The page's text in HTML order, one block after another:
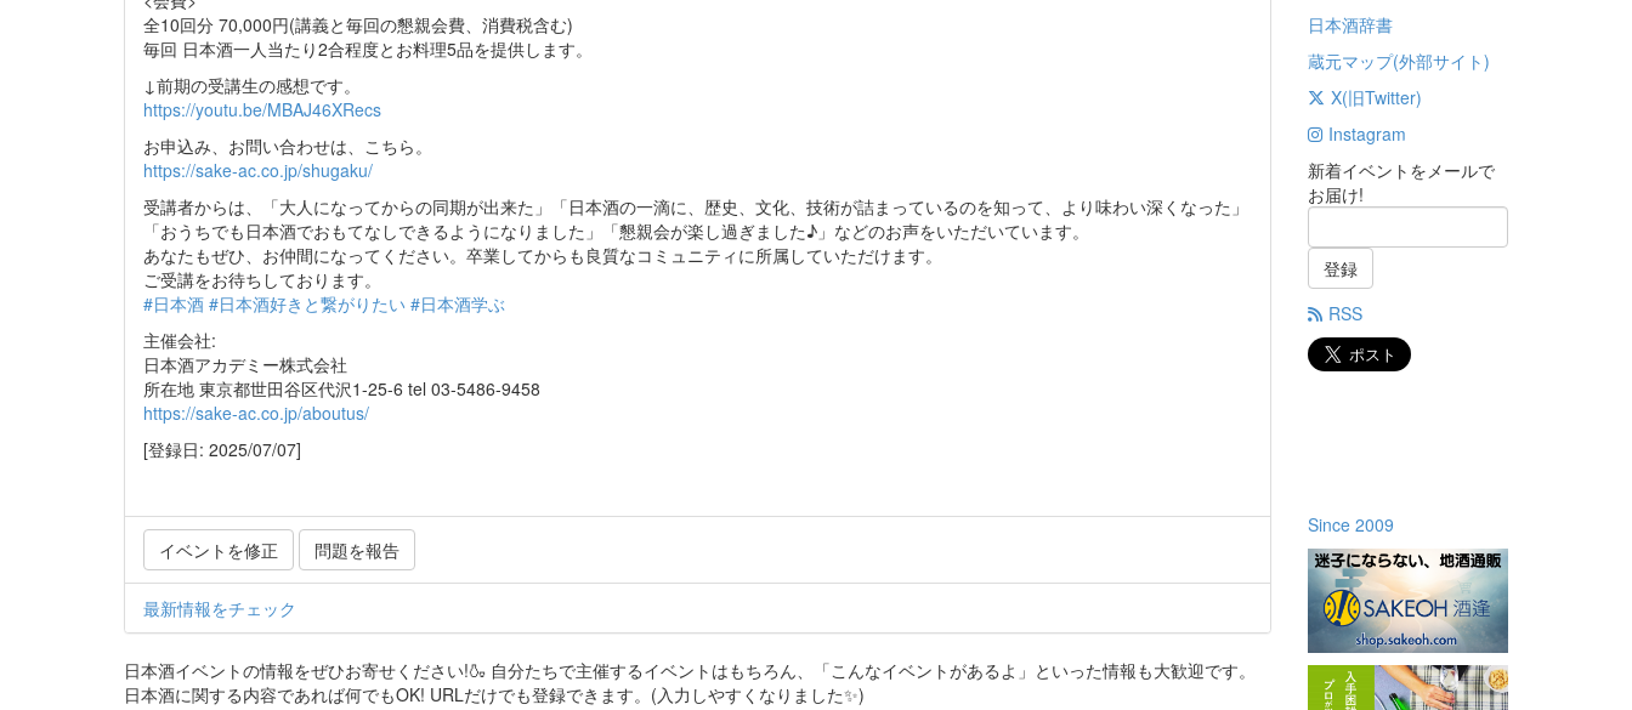
全10回分 70,000円(講義と毎回の懇親会費、消費税含む)
毎回 日本酒一人当たり2合程度とお料理5品を提供します。
↓前期の受講生の感想です。
https://youtu.be/MBAJ46XRecs
お申込み、お問い合わせは、こちら。
https://sake-ac.co.jp/shugaku/
受講者からは、「大人になってからの同期が出来た」「日本酒の一滴に、歴史、文化、技術が詰まっているのを知って、より味わい深くなった」
「おうちでも日本酒でおもてなしできるようになりました」「懇親会が楽し過ぎました♪」などのお声をいただいています。
あなたもぜひ、お仲間になってください。卒業してからも良質なコミュニティに所属していただけます。
ご受講をお待ちしております。
#日本酒 #日本酒好きと繋がりたい #日本酒学ぶ
主催会社:
日本酒アカデミー株式会社
所在地 東京都世田谷区代沢1-25-6 tel 03-5486-9458
https://sake-ac.co.jp/aboutus/
[登録日: 2025/07/07]
イベントを修正 問題を報告
最新情報をチェック
日本酒イベントの情報をぜひお寄せください!🍶 自分たちで主催するイベントはもちろん、「こんなイベントがあるよ」といった情報も大歓迎です。
日本酒に関する内容であれば何でもOK! URLだけでも登録できます。(入力しやすくなりました✨)
日本酒辞書
蔵元マップ(外部サイト)
X(旧Twitter)
Instagram
新着イベントをメールで
お届け!
登録
RSS
Since 2009